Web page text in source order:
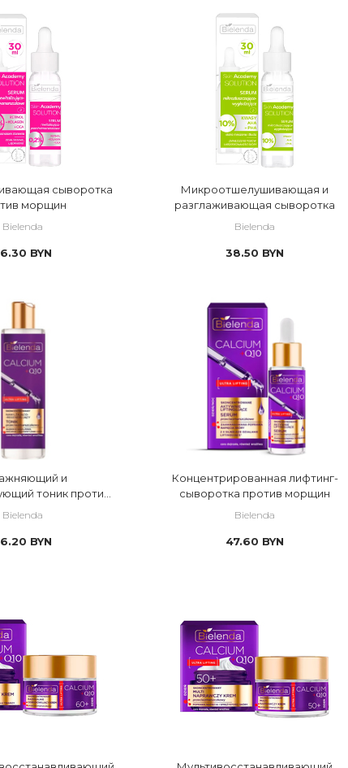
сыворотка
морщин
Bielenda
BYN
Микроотшелушивающая и
разглаживающая сыворотка
Bielenda
38.50 BYN
и
тоник против
Bielenda
BYN
Концентрированная лифтинг-
сыворотка против морщин
Bielenda
47.60 BYN